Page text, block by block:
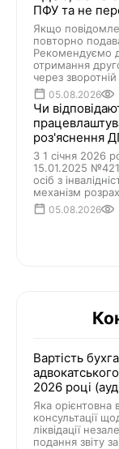
ПФУ та не
Якщо
повторно
Рекомендуємо
отримання
через зворотній
05.08.2026
Чи
роз'яснення
З 1 січня 2026
15.01.2025
осіб з
механізм
05.08.2026
Вартість
2026 році
Яка орієнтовна
консультації
ліквідації
подання звіту